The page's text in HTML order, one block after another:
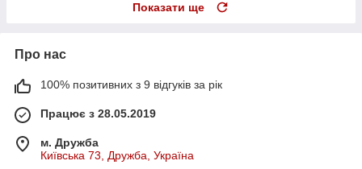
Показати ще
Про нас
100% позитивних з 9 відгуків за рік
Працює з 28.05.2019
м. Дружба
Київська 73, Дружба, Україна